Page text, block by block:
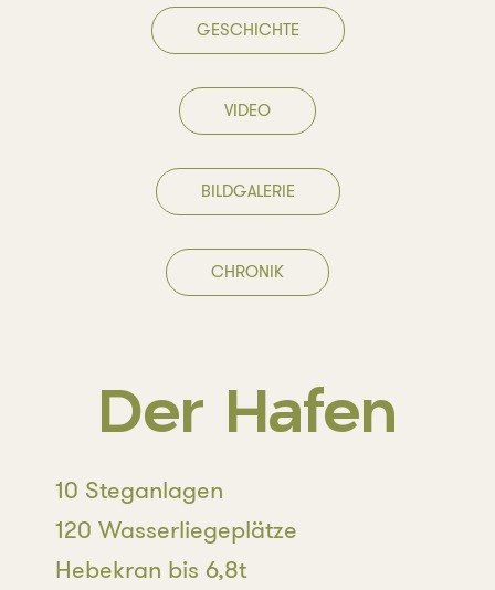
GESCHICHTE
VIDEO
BILDGALERIE
CHRONIK
Der Hafen
10 Steganlagen
120 Wasserliegeplätze
Hebekran bis 6,8t